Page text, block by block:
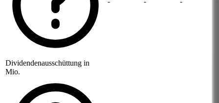
Dividendenausschüttung in
Mio.